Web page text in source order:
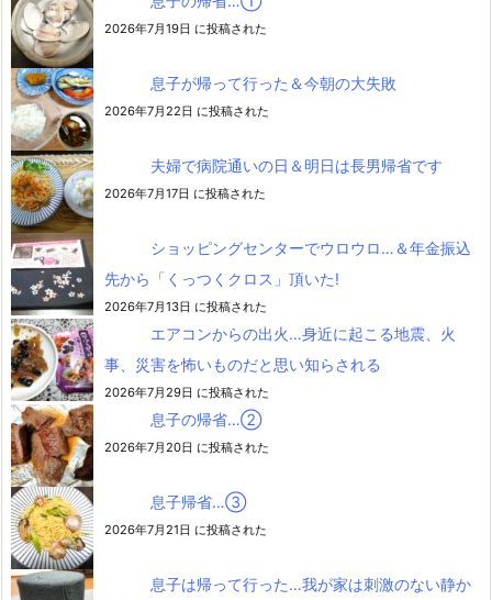
2026年7月19日 に投稿された
息子が帰って行った＆今朝の大失敗
2026年7月22日 に投稿された
夫婦で病院通いの日＆明日は長男帰省です
2026年7月17日 に投稿された
ショッピングセンターでウロウロ…＆年金振込
先から「くっつくクロス」頂いた!
2026年7月13日 に投稿された
エアコンからの出火…身近に起こる地震、火
事、災害を怖いものだと思い知らされる
2026年7月29日 に投稿された
息子の帰省…②
2026年7月20日 に投稿された
息子帰省…③
2026年7月21日 に投稿された
息子は帰って行った…我が家は刺激のない静か